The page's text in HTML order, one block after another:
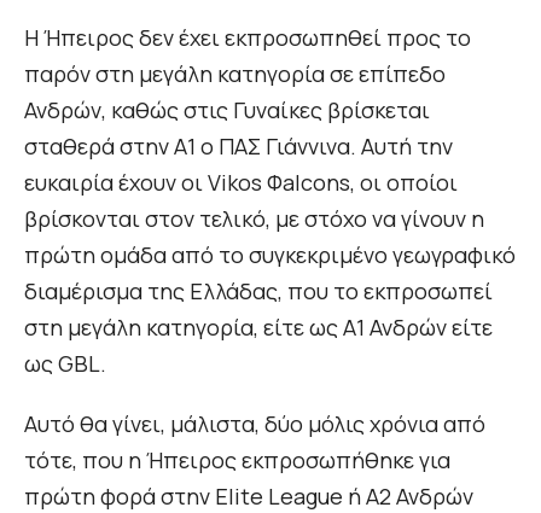
Η Ήπειρος δεν έχει εκπροσωπηθεί προς το
παρόν στη μεγάλη κατηγορία σε επίπεδο
Ανδρών, καθώς στις Γυναίκες βρίσκεται
σταθερά στην Α1 ο ΠΑΣ Γιάννινα. Αυτή την
ευκαιρία έχουν οι Vikos Φalcons, οι οποίοι
βρίσκονται στον τελικό, με στόχο να γίνουν η
πρώτη ομάδα από το συγκεκριμένο γεωγραφικό
διαμέρισμα της Ελλάδας, που το εκπροσωπεί
στη μεγάλη κατηγορία, είτε ως Α1 Ανδρών είτε
ως GBL.
Αυτό θα γίνει, μάλιστα, δύο μόλις χρόνια από
τότε, που η Ήπειρος εκπροσωπήθηκε για
πρώτη φορά στην Elite League ή Α2 Ανδρών